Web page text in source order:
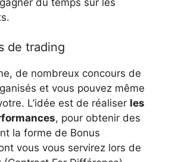
de trading
de nombreux concours de
et vous pouvez même
L’idée est de réaliser les
, pour obtenir des
la forme de Bonus
vous vous servirez lors de